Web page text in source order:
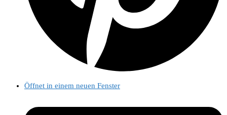
Öffnet in einem neuen Fenster